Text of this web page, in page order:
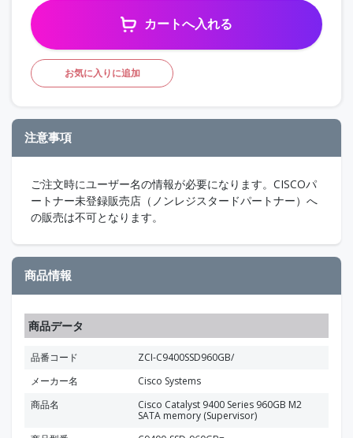
カートへ入れる
お気に入りに追加
注意事項
ご注文時にユーザー名の情報が必要になります。CISCOパ
ートナー未登録販売店（ノンレジスタードパートナー）へ
の販売は不可となります。
商品情報
商品データ
品番コード
ZCI-C9400SSD960GB/
メーカー名
Cisco Systems
商品名
Cisco Catalyst 9400 Series 960GB M2
SATA memory (Supervisor)